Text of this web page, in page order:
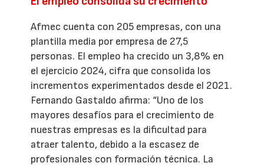
Afmec cuenta con 205 empresas, con una
plantilla media por empresa de 27,5
personas. El empleo ha crecido un 3,8% en
el ejercicio 2024, cifra que consolida los
incrementos experimentados desde el 2021.
Fernando Gastaldo afirma: “Uno de los
mayores desafíos para el crecimiento de
nuestras empresas es la dificultad para
atraer talento, debido a la escasez de
profesionales con formación técnica. La